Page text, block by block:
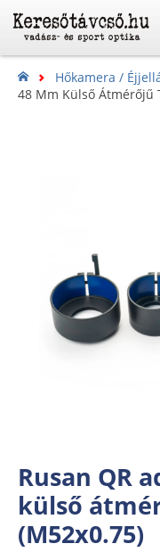
Hőkamera /
48 Mm Külső Átmérőjű
Rusan QR
külső
(M52x0.75)